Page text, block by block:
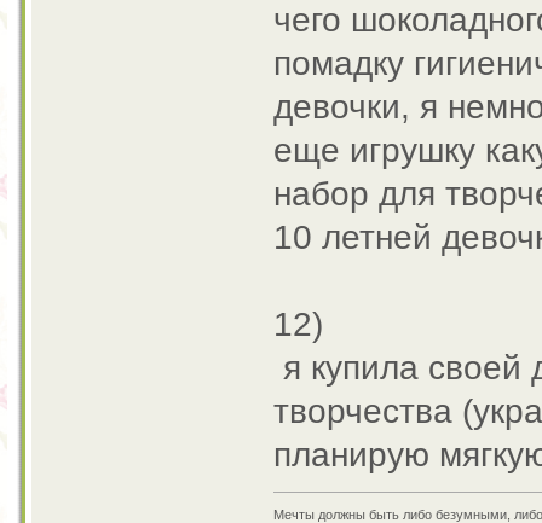
чего
помадку
девочки, я
еще игрушку
набор для
10 летней
12)
я купила своей
творчества
планирую
Мечты должны быть либо безумными,